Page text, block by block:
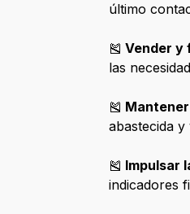
último
🎽 Vender y
las
🎽
abastecida
🎽 Impulsar
indicadores